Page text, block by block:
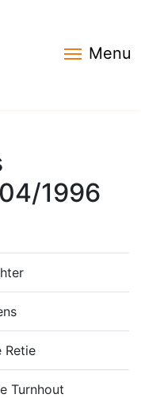
Menu
1996
Retie
Turnhout